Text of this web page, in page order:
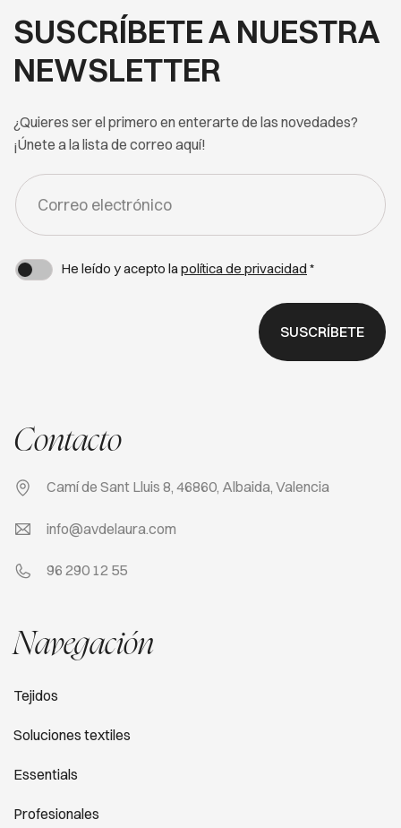
SUSCRÍBETE A NUESTRA
NEWSLETTER
¿Quieres ser el primero en enterarte de las novedades?
¡Únete a la lista de correo aquí!
FORM
NEWSLETTER
He leído y acepto lapolítica de privacidad *
SUSCRÍBETE
Contacto
Camí de Sant Lluis 8, 46860, Albaida, Valencia
info@avdelaura.com
96 290 12 55
Navegación
Tejidos
Soluciones textiles
Essentials
Profesionales